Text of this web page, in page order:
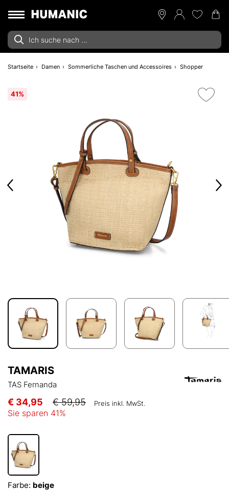
Startseite Damen Sommerliche Taschen und Accessoires Shopper
41%
TAMARIS
TAS Fernanda
€ 34,95 € 59,95 Preis inkl. MwSt.
Sie sparen 41%
Farbe: beige